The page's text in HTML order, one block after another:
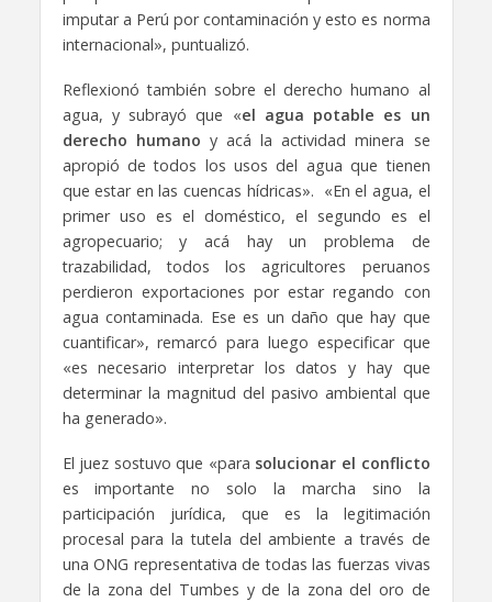
imputar a Perú por contaminación y esto es norma
internacional», puntualizó.
Reflexionó también sobre el derecho humano al
agua, y subrayó que «el agua potable es un
derecho humano y acá la actividad minera se
apropió de todos los usos del agua que tienen
que estar en las cuencas hídricas». «En el agua, el
primer uso es el doméstico, el segundo es el
agropecuario; y acá hay un problema de
trazabilidad, todos los agricultores peruanos
perdieron exportaciones por estar regando con
agua contaminada. Ese es un daño que hay que
cuantificar», remarcó para luego especificar que
«es necesario interpretar los datos y hay que
determinar la magnitud del pasivo ambiental que
ha generado».
El juez sostuvo que «para solucionar el conflicto
es importante no solo la marcha sino la
participación jurídica, que es la legitimación
procesal para la tutela del ambiente a través de
una ONG representativa de todas las fuerzas vivas
de la zona del Tumbes y de la zona del oro de